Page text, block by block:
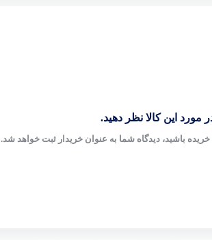
مورد این کالا نظر دهید.
خریده باشید، دیدگاه شما به عنوان خریدار ثبت خواهد شد.